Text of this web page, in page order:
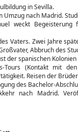
in Sevilla.
Umzug nach Madrid.
weckt
Vaters. Zwei Jahre
Abbruch des
der spanischen
Tours (Kontakt mit
Reisen der
des Bachelor-
nach Madrid.